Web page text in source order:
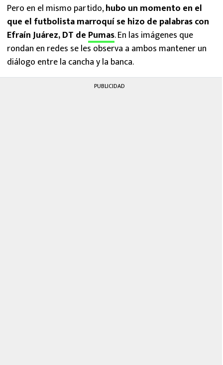
Pero en el mismo partido,hubo un momento en el
que el futbolista marroquí se hizo de palabras con
Efraín Juárez, DT de Pumas. En las imágenes que
rondan en redes se les observa a ambos mantener un
diálogo entre la cancha y la banca.
PUBLICIDAD